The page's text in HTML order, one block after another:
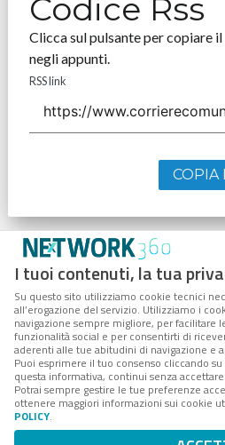
I tuoi contenuti, la tua
Su questo sito utilizziamo cookie tecnici
all’erogazione del servizio. Utilizziamo i
navigazione sempre migliore, per facilitare
funzionalità social e per consentirti di
aderenti alle tue abitudini di navigazione e
Puoi esprimere il tuo consenso cliccando su
questa informativa, continui senza accettare.
Potrai sempre gestire le tue preferenze
ottenere maggiori informazioni sui cookie
POLICY.
Codice Rss
Clicca sul pulsante per copiare il
negli appunti.
RSS link
COPIA